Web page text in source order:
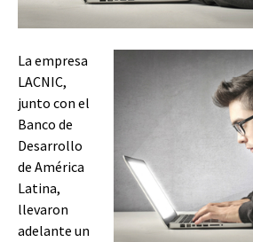
La empresa
LACNIC,
junto con el
Banco de
Desarrollo
de América
Latina,
llevaron
adelante un